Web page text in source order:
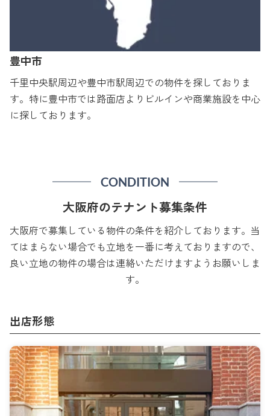
豊中市
千里中央駅周辺や豊中市駅周辺での物件を探しておりま
す。特に豊中市では路面店よりビルインや商業施設を中心
に探しております。
CONDITION
大阪府のテナント募集条件
大阪府で募集している物件の条件を紹介しております。当
てはまらない場合でも立地を一番に考えておりますので、
良い立地の物件の場合は連絡いただけますようお願いしま
す。
出店形態